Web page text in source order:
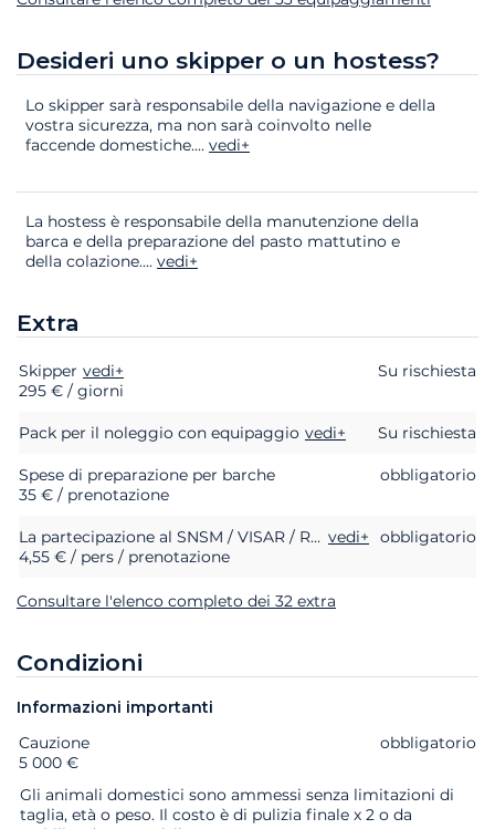
Desideri uno skipper o un hostess?
Lo skipper sarà responsabile della navigazione e della
vostra sicurezza, ma non sarà coinvolto nelle
faccende domestiche.... vedi+
La hostess è responsabile della manutenzione della
barca e della preparazione del pasto mattutino e
della colazione.... vedi+
Extra
Extra Stato Prezzo
Skipper vedi+
Su rischiesta
295 € / giorni
Pack per il noleggio con equipaggio vedi+ Su rischiesta
Spese di preparazione per barche
obbligatorio
35 € / prenotazione
La partecipazione al SNSM / VISAR / RNLI (soccorso in mare) vedi+
obbligatorio
4,55 € / pers / prenotazione
Consultare l'elenco completo dei 32 extra
Condizioni
Informazioni importanti
Extra Stato
Cauzione
obbligatorio
5 000 €
Gli animali domestici sono ammessi senza limitazioni di
taglia, età o peso. Il costo è di pulizia finale x 2 o da